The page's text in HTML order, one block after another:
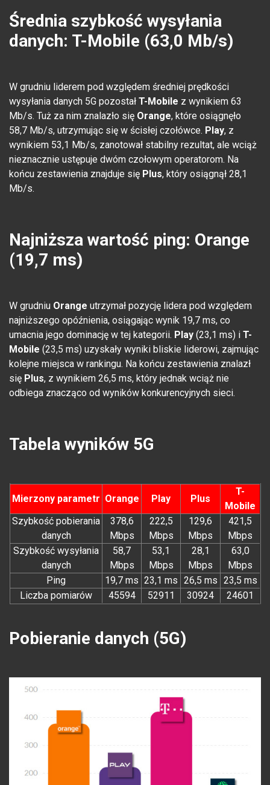
Średnia szybkość wysyłania
danych: T-Mobile (63,0 Mb/s)
W grudniu liderem pod względem średniej prędkości
wysyłania danych 5G pozostał T-Mobile z wynikiem 63
Mb/s. Tuż za nim znalazło się Orange, które osiągnęło
58,7 Mb/s, utrzymując się w ścisłej czołówce. Play, z
wynikiem 53,1 Mb/s, zanotował stabilny rezultat, ale wciąż
nieznacznie ustępuje dwóm czołowym operatorom. Na
końcu zestawienia znajduje się Plus, który osiągnął 28,1
Mb/s.
Najniższa wartość ping: Orange
(19,7 ms)
W grudniu Orange utrzymał pozycję lidera pod względem
najniższego opóźnienia, osiągając wynik 19,7 ms, co
umacnia jego dominację w tej kategorii. Play (23,1 ms) i T-
Mobile (23,5 ms) uzyskały wyniki bliskie liderowi, zajmując
kolejne miejsca w rankingu. Na końcu zestawienia znalazł
się Plus, z wynikiem 26,5 ms, który jednak wciąż nie
odbiega znacząco od wyników konkurencyjnych sieci.
Tabela wyników 5G
Mierzony parametr Orange Play Plus
T-
Mobile
Szybkość pobierania
danych
378,6
Mbps
222,5
Mbps
129,6
Mbps
421,5
Mbps
Szybkość wysyłania
danych
58,7
Mbps
53,1
Mbps
28,1
Mbps
63,0
Mbps
Ping
19,7 ms 23,1 ms 26,5 ms 23,5 ms
Liczba pomiarów
45594 52911 30924 24601
Pobieranie danych (5G)